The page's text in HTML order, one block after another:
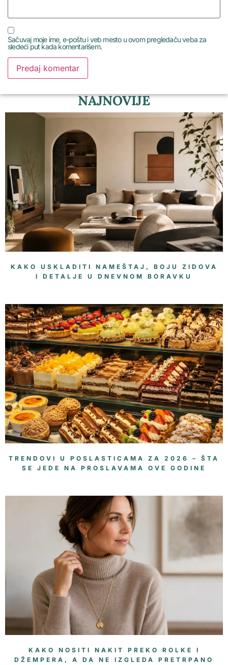
Sačuvaj moje ime, e-poštu i veb mesto u ovom pregledaču veba za
sledeći put kada komentarišem.
NAJNOVIJE
KAKO USKLADITI NAMEŠTAJ, BOJU ZIDOVA
I DETALJE U DNEVNOM BORAVKU
TRENDOVI U POSLASTICAMA ZA 2026 – ŠTA
SE JEDE NA PROSLAVAMA OVE GODINE
KAKO NOSITI NAKIT PREKO ROLKE I
DŽEMPERA, A DA NE IZGLEDA PRETRPANO